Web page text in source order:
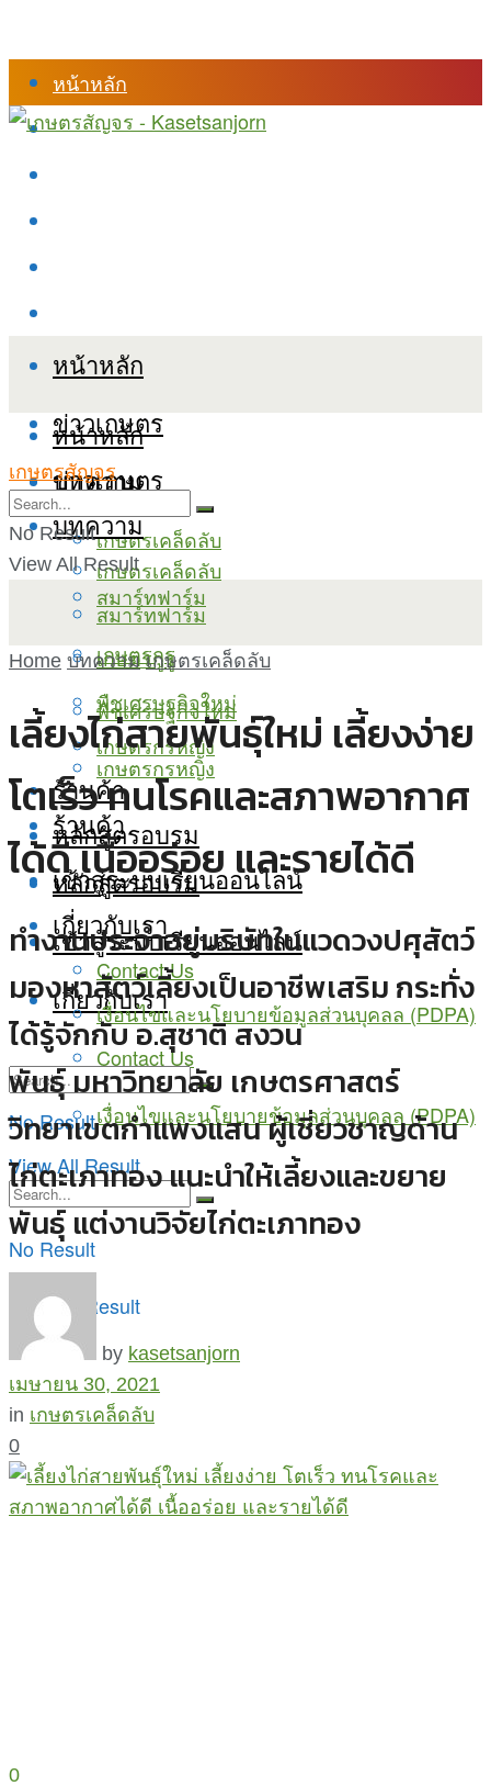
หน้าหลัก
ร้านค้า
หน้าหลัก
ข่าวเกษตร
บทความ
เกษตรเคล็ดลับ
สมาร์ทฟาร์ม
เกษตรกูรู
พืชเศรษฐกิจใหม่
เกษตรกรหญิง
ร้านค้า
หลักสูตรอบรม
เข้าสู่ระบบเรียนออนไลน์
เกี่ยวกับเรา
Contact Us
เงื่อนไขและนโยบายข้อมูลส่วนบุคลล (PDPA)
No Result
View All Result
หน้าหลัก
ข่าวเกษตร
บทความ
เกษตรเคล็ดลับ
สมาร์ทฟาร์ม
เกษตรกูรู
พืชเศรษฐกิจใหม่
เกษตรกรหญิง
ร้านค้า
หลักสูตรอบรม
เข้าสู่ระบบเรียนออนไลน์
เกี่ยวกับเรา
Contact Us
เงื่อนไขและนโยบายข้อมูลส่วนบุคลล (PDPA)
No Result
View All Result
เกษตรสัญจร
No Result
View All Result
Home บทความ เกษตรเคล็ดลับ
เลี้ยงไก่สายพันธุ์ใหม่ เลี้ยงง่าย
โตเร็ว ทนโรคและสภาพอากาศ
ได้ดี เนื้ออร่อย และรายได้ดี
ทำงานประจำอยู่บริษัทในแวดวงปศุสัตว์
มองหาสัตว์เลี้ยงเป็นอาชีพเสริม กระทั่ง
ได้รู้จักกับ อ.สุชาติ สงวน
พันธุ์ มหาวิทยาลัย เกษตรศาสตร์
วิทยาเขตกำแพงแสน ผู้เชี่ยวชาญด้าน
ไก่ตะเภาทอง แนะนำให้เลี้ยงและขยาย
พันธุ์ แต่งานวิจัยไก่ตะเภาทอง
by kasetsanjorn
เมษายน 30, 2021
in เกษตรเคล็ดลับ
0
0